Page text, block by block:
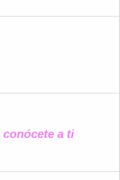
conócete a ti